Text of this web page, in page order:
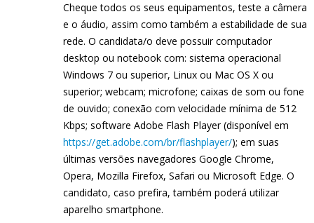
Cheque todos os seus equipamentos, teste a câmera
e o áudio, assim como também a estabilidade de sua
rede. O candidata/o deve possuir computador
desktop ou notebook com: sistema operacional
Windows 7 ou superior, Linux ou Mac OS X ou
superior; webcam; microfone; caixas de som ou fone
de ouvido; conexão com velocidade mínima de 512
Kbps; software Adobe Flash Player (disponível em
https://get.adobe.com/br/flashplayer/); em suas
últimas versões navegadores Google Chrome,
Opera, Mozilla Firefox, Safari ou Microsoft Edge. O
candidato, caso prefira, também poderá utilizar
aparelho smartphone.